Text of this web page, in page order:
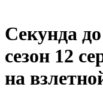
Секунда
сезон 12
на